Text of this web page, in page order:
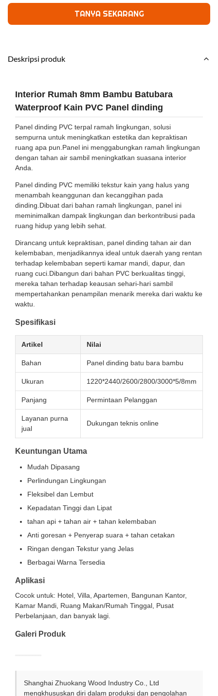
TANYA SEKARANG
Deskripsi produk
Interior Rumah 8mm Bambu Batubara
Waterproof Kain PVC Panel dinding
Panel dinding PVC terpal ramah lingkungan, solusi
sempurna untuk meningkatkan estetika dan kepraktisan
ruang apa pun.Panel ini menggabungkan ramah lingkungan
dengan tahan air sambil meningkatkan suasana interior
Anda.
Panel dinding PVC memiliki tekstur kain yang halus yang
menambah keanggunan dan kecanggihan pada
dinding.Dibuat dari bahan ramah lingkungan, panel ini
meminimalkan dampak lingkungan dan berkontribusi pada
ruang hidup yang lebih sehat.
Dirancang untuk kepraktisan, panel dinding tahan air dan
kelembaban, menjadikannya ideal untuk daerah yang rentan
terhadap kelembaban seperti kamar mandi, dapur, dan
ruang cuci.Dibangun dari bahan PVC berkualitas tinggi,
mereka tahan terhadap keausan sehari-hari sambil
mempertahankan penampilan menarik mereka dari waktu ke
waktu.
Spesifikasi
Artikel Nilai
Bahan Panel dinding batu bara bambu
Ukuran 1220*2440/2600/2800/3000*5/8mm
Panjang Permintaan Pelanggan
Layanan purna
jual
Dukungan teknis online
Keuntungan Utama
Mudah Dipasang
Perlindungan Lingkungan
Fleksibel dan Lembut
Kepadatan Tinggi dan Lipat
tahan api + tahan air + tahan kelembaban
Anti goresan + Penyerap suara + tahan cetakan
Ringan dengan Tekstur yang Jelas
Berbagai Warna Tersedia
Aplikasi
Cocok untuk: Hotel, Villa, Apartemen, Bangunan Kantor,
Kamar Mandi, Ruang Makan/Rumah Tinggal, Pusat
Perbelanjaan, dan banyak lagi.
Galeri Produk
Shanghai Zhuokang Wood Industry Co., Ltd
mengkhususkan diri dalam produksi dan pengolahan